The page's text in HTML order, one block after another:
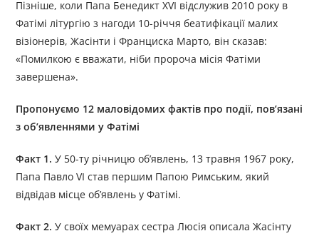
Пізніше, коли Папа Бенедикт XVI відслужив 2010 року в
Фатімі літургію з нагоди 10-річчя беатифікації малих
візіонерів, Жасінти і Франциска Марто, він сказав:
«Помилкою є вважати, ніби пророча місія Фатіми
завершена».
Пропонуємо 12 маловідомих фактів про події, пов’язані
з об’явленнями у Фатімі
Факт 1. У 50-ту річницю об’явлень, 13 травня 1967 року,
Папа Павло VI став першим Папою Римським, який
відвідав місце об’явлень у Фатімі.
Факт 2. У своїх мемуарах сестра Люсія описала Жасінту